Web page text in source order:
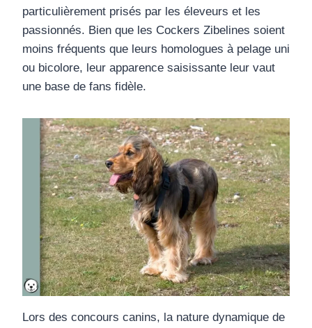
particulièrement prisés par les éleveurs et les
passionnés. Bien que les Cockers Zibelines soient
moins fréquents que leurs homologues à pelage uni
ou bicolore, leur apparence saisissante leur vaut
une base de fans fidèle.
Lors des concours canins, la nature dynamique de